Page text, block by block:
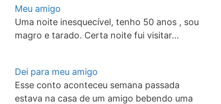
Meu amigo
Uma noite inesquecível, tenho 50 anos , sou
magro e tarado. Certa noite fui visitar…
Dei para meu amigo
Esse conto aconteceu semana passada
estava na casa de um amigo bebendo uma